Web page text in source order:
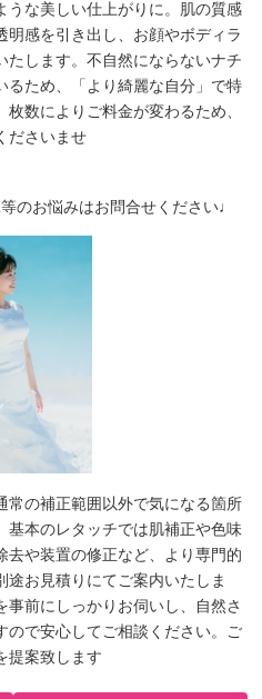
うな美しい仕上がりに。肌の質感
明感を引き出し、お顔やボディラ
たします。不自然にならないナチ
るため、「より綺麗な自分」で特
数によりご料金が変わるため、
ださいませ
のお悩みはお問合せください♩
常の補正範囲以外で気になる箇所
基本のレタッチでは肌補正や色味
去や装置の修正など、より専門的
お見積りにてご案内いたしま
前にしっかりお伺いし、自然さ
ので安心してご相談ください。ご
提案致します